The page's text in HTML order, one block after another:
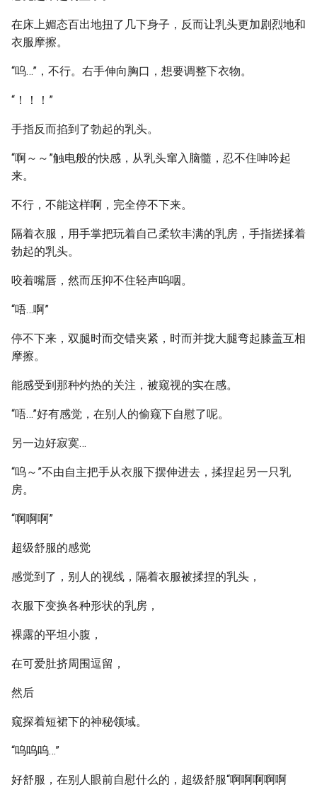
在床上媚态百出地扭了几下身子，反而让乳头更加剧烈地和
衣服摩擦。
“呜…”，不行。右手伸向胸口，想要调整下衣物。
“！！！”
手指反而掐到了勃起的乳头。
“啊～～”触电般的快感，从乳头窜入脑髓，忍不住呻吟起
来。
不行，不能这样啊，完全停不下来。
隔着衣服，用手掌把玩着自己柔软丰满的乳房，手指搓揉着
勃起的乳头。
咬着嘴唇，然而压抑不住轻声呜咽。
“唔…啊”
停不下来，双腿时而交错夹紧，时而并拢大腿弯起膝盖互相
摩擦。
能感受到那种灼热的关注，被窥视的实在感。
“唔…”好有感觉，在别人的偷窥下自慰了呢。
另一边好寂寞…
“呜～”不由自主把手从衣服下摆伸进去，揉捏起另一只乳
房。
“啊啊啊”
超级舒服的感觉
感觉到了，别人的视线，隔着衣服被揉捏的乳头，
衣服下变换各种形状的乳房，
裸露的平坦小腹，
在可爱肚挤周围逗留，
然后
窥探着短裙下的神秘领域。
“呜呜呜…”
好舒服，在别人眼前自慰什么的，超级舒服“啊啊啊啊啊